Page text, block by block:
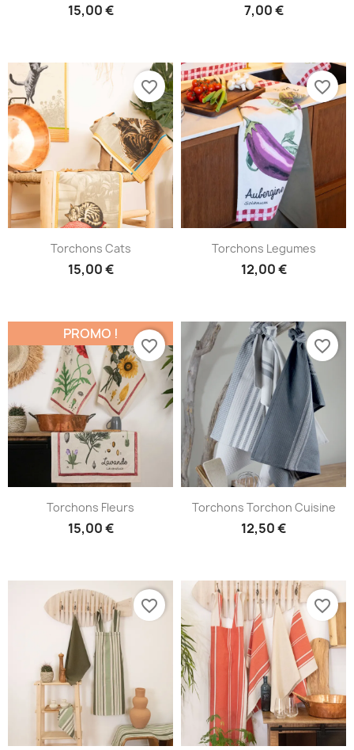
15,00 € 7,00 €
Torchons Cats
15,00 €
favorite_border
Torchons Legumes
12,00 €
favorite_border
Torchons Fleurs
15,00 €
PROMO !
favorite_border
Torchons Torchon Cuisine
12,50 €
favorite_border
favorite_border favorite_border